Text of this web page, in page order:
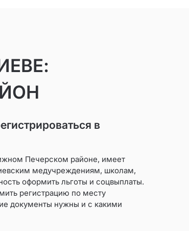
в
Печерском районе, имеет
медучреждениям, школам,
оформить льготы и соцвыплаты.
регистрацию по месту
документы нужны и с какими